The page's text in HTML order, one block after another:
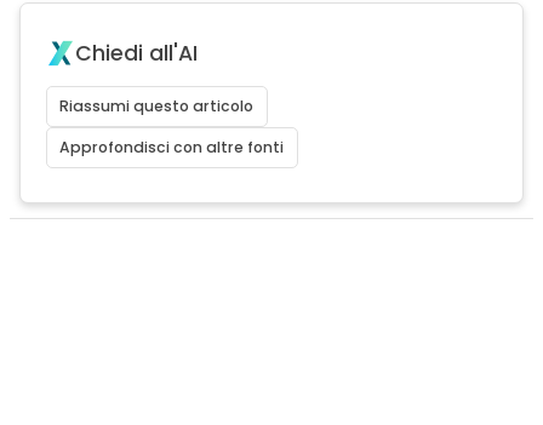
Chiedi all'AI
Riassumi questo articolo
Approfondisci con altre fonti